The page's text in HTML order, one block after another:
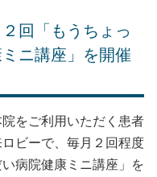
回「もうちょっ
ニ講座」を開催
をご利用いただく患者
ビーで、毎月２回程度
病院健康ミニ講座」を